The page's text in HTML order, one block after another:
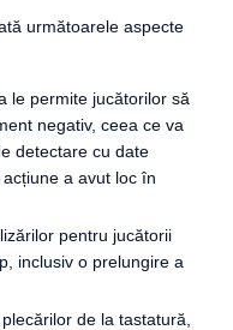
următoarele aspecte
le permite jucătorilor să
negativ, ceea ce va
detectare cu date
a avut loc în
pentru jucătorii
inclusiv o prelungire a
de la tastatură,